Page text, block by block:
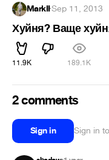
MarkII·Sep 11, 2013
Хуйня? Ваще
11.9K 189.1K
2 comments
Sign in Sign in